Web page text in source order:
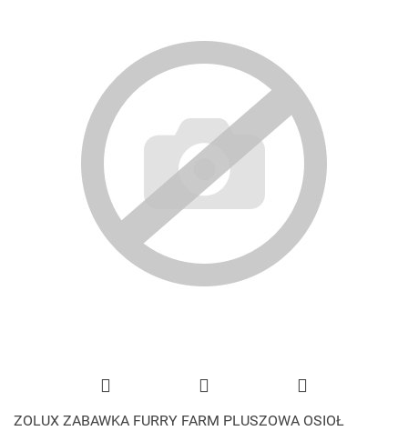
ZOLUX ZABAWKA FURRY FARM PLUSZOWA OSIOŁ